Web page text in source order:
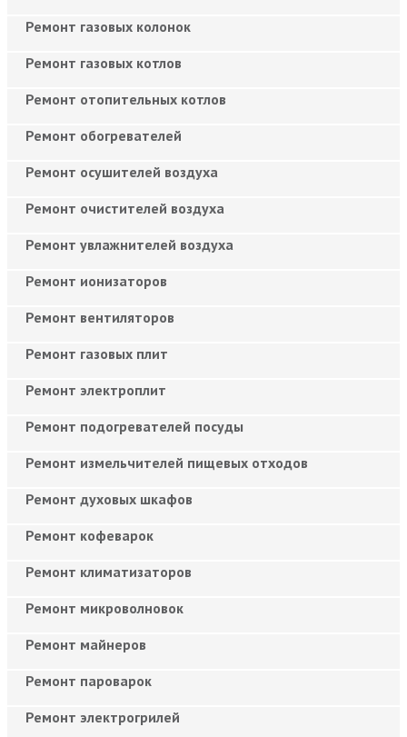
Ремонт газовых колонок
Ремонт газовых котлов
Ремонт отопительных котлов
Ремонт обогревателей
Ремонт осушителей воздуха
Ремонт очистителей воздуха
Ремонт увлажнителей воздуха
Ремонт ионизаторов
Ремонт вентиляторов
Ремонт газовых плит
Ремонт электроплит
Ремонт подогревателей посуды
Ремонт измельчителей пищевых отходов
Ремонт духовых шкафов
Ремонт кофеварок
Ремонт климатизаторов
Ремонт микроволновок
Ремонт майнеров
Ремонт пароварок
Ремонт электрогрилей